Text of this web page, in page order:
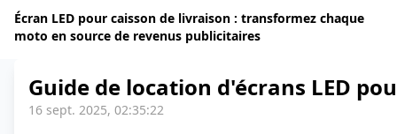
Écran LED pour caisson de livraison : transformez chaque
moto en source de revenus publicitaires
Guide de location d'écrans LED
16 sept. 2025, 02:35:22